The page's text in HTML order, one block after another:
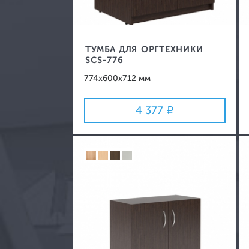
ТУМБА ДЛЯ ОРГТЕХНИКИ
SCS-776
774x600x712 мм
4 377